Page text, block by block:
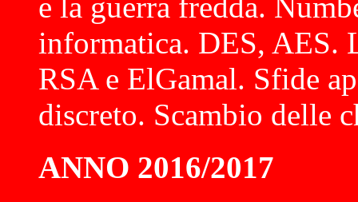
informatica. DES, AES.
RSA e ElGamal. Sfide
discreto. Scambio delle
ANNO 2016/2017